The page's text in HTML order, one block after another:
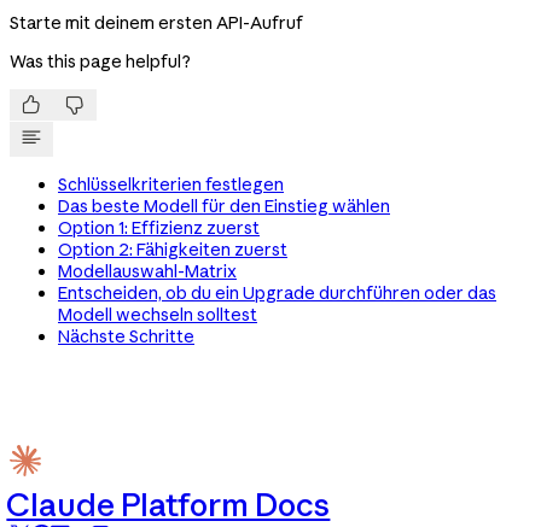
Starte mit deinem ersten API-Aufruf
Was this page helpful?
 
Schlüsselkriterien festlegen
Das beste Modell für den Einstieg wählen
Option 1: Effizienz zuerst
Option 2: Fähigkeiten zuerst
Modellauswahl-Matrix
Entscheiden, ob du ein Upgrade durchführen oder das
Modell wechseln solltest
Nächste Schritte
Claude Platform Docs